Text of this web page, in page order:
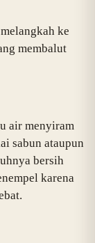
ke
membalut
air menyiram
sabun ataupun
bersih
karena